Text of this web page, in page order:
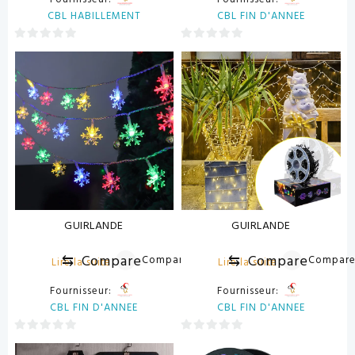
CBL HABILLEMENT
0
5
CBL FIN D'ANNEE
0
sur
5
GUIRLANDE
Lire la suite
⇆ CompareCompare
Fournisseur:
CBL FIN D'ANNEE
0
GUIRLANDE
Lire la suite
⇆ Compare
Fournisseur:
CBL FIN D'ANNEE